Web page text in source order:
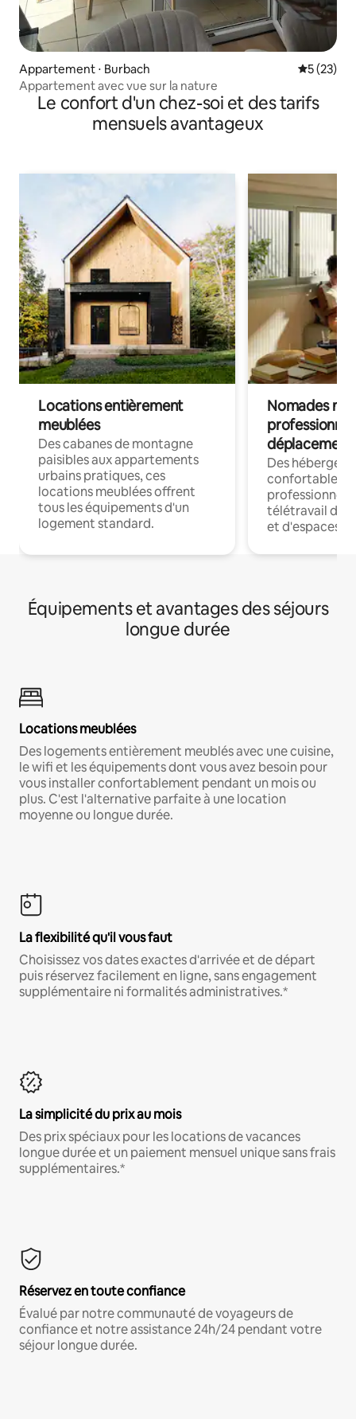
Appartement ⋅ Burbach
5 (23)
Appartement avec vue sur la nature
Le confort d'un chez-soi et des tarifs
mensuels avantageux
Locations entièrement
meublées
Des cabanes de montagne
paisibles aux appartements
urbains pratiques, ces
locations meublées offrent
tous les équipements d'un
logement standard.
Nomades
déplacement
Des
confortables
professionnels
télétravail
et d'espaces
Équipements et avantages des séjours
longue durée
Locations meublées
Des logements entièrement meublés avec une cuisine,
le wifi et les équipements dont vous avez besoin pour
vous installer confortablement pendant un mois ou
plus. C'est l'alternative parfaite à une location
moyenne ou longue durée.
La flexibilité qu'il vous faut
Choisissez vos dates exactes d'arrivée et de départ
puis réservez facilement en ligne, sans engagement
supplémentaire ni formalités administratives.*
La simplicité du prix au mois
Des prix spéciaux pour les locations de vacances
longue durée et un paiement mensuel unique sans frais
supplémentaires.*
Réservez en toute confiance
Évalué par notre communauté de voyageurs de
confiance et notre assistance 24h/24 pendant votre
séjour longue durée.